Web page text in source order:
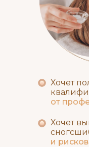
Хочет
от
Хочет
и рисков